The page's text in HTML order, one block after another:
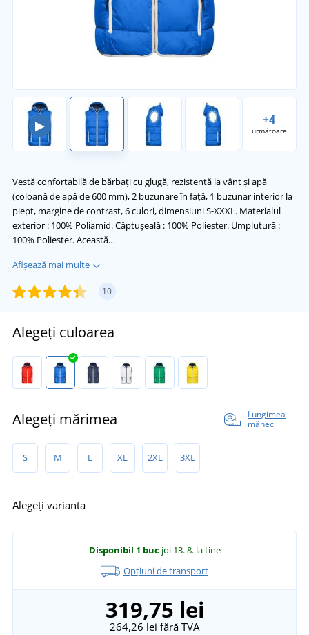
▶ +4
următoare
Vestă confortabilă de bărbați cu glugă, rezistentă la vânt și apă
(coloană de apă de 600 mm), 2 buzunare în faţă, 1 buzunar interior la
piept, margine de contrast, 6 culori, dimensiuni S-XXXL. Materialul
exterior : 100% Poliamid. Căptușeală : 100% Poliester. Umplutură :
100% Poliester. Această…
Afișează mai multe
10
Alegeți culoarea
Alegeți mărimea
Lungimea
mânecii
S M L XL 2XL 3XL
Alegeți varianta
Disponibil 1 buc joi 13. 8. la tine
Opțiuni de transport
319,75 lei
264,26 lei fără TVA